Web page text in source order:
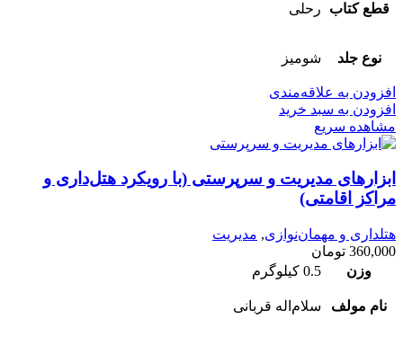
قطع کتاب رحلی
نوع جلد شومیز
افزودن به علاقه‌مندی
افزودن به سبد خرید
مشاهده سریع
ابزارهای مدیریت و سرپرستی (با رویکرد هتل‌داری و
مراکز اقامتی)
هتلداری و مهمان‌نوازی, مدیریت
360,000 تومان
وزن
0.5 کیلوگرم
نام مولف سلام‌اله قربانی